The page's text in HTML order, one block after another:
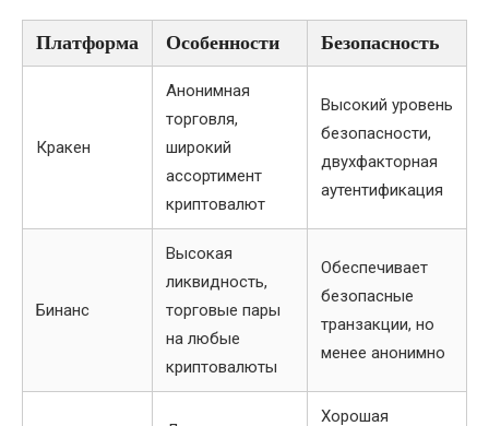
Платформа Особенности Безопасность
Кракен
Анонимная
торговля,
широкий
ассортимент
криптовалют
Высокий уровень
безопасности,
двухфакторная
аутентификация
Бинанс
Высокая
ликвидность,
торговые пары
на любые
криптовалюты
Обеспечивает
безопасные
транзакции, но
менее анонимно
Хорошая